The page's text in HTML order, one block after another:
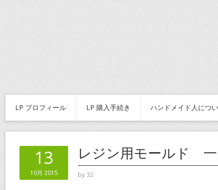
LP プロフィール LP 購入手続き ハンドメイド人につ
13
10月 2015
レジン用モールド
by32